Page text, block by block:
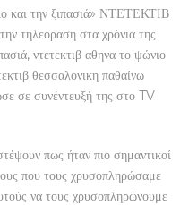
και την ξιπασιά» ΝΤΕΤΕΚΤΙΒ
τηλεόραση στα χρόνια της
ντετεκτιβ αθηνα το ψώνιο
θεσσαλονικη παθαίνω
σε συνέντευξή της στο TV
πως ήταν πιο σημαντικοί
που τους χρυσοπληρώσαμε
να τους χρυσοπληρώνουμε